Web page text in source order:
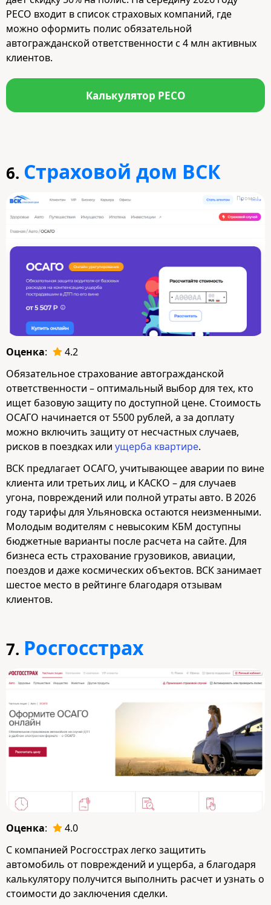
РЕСО входит в список страховых компаний, где
можно оформить полис обязательной
автогражданской ответственности с 4 млн активных
клиентов.
Калькулятор РЕСО
6. Страховой дом ВСК
Промо
Оценка:
4.2
Обязательное страхование автогражданской
ответственности – оптимальный выбор для тех, кто
ищет базовую защиту по доступной цене. Стоимость
ОСАГО начинается от 5500 рублей, а за доплату
можно включить защиту от несчастных случаев,
рисков в поездках или ущерба квартире.
ВСК предлагает ОСАГО, учитывающее аварии по вине
клиента или третьих лиц, и КАСКО – для случаев
угона, повреждений или полной утраты авто. В 2026
году тарифы для Ульяновска остаются неизменными.
Молодым водителям с невысоким КБМ доступны
бюджетные варианты после расчета на сайте. Для
бизнеса есть страхование грузовиков, авиации,
поездов и даже космических объектов. ВСК занимает
шестое место в рейтинге благодаря отзывам
клиентов.
7. Росгосстрах
Оценка:
4.0
С компанией Росгосстрах легко защитить
автомобиль от повреждений и ущерба, а благодаря
калькулятору получится выполнить расчет и узнать о
стоимости до заключения сделки.